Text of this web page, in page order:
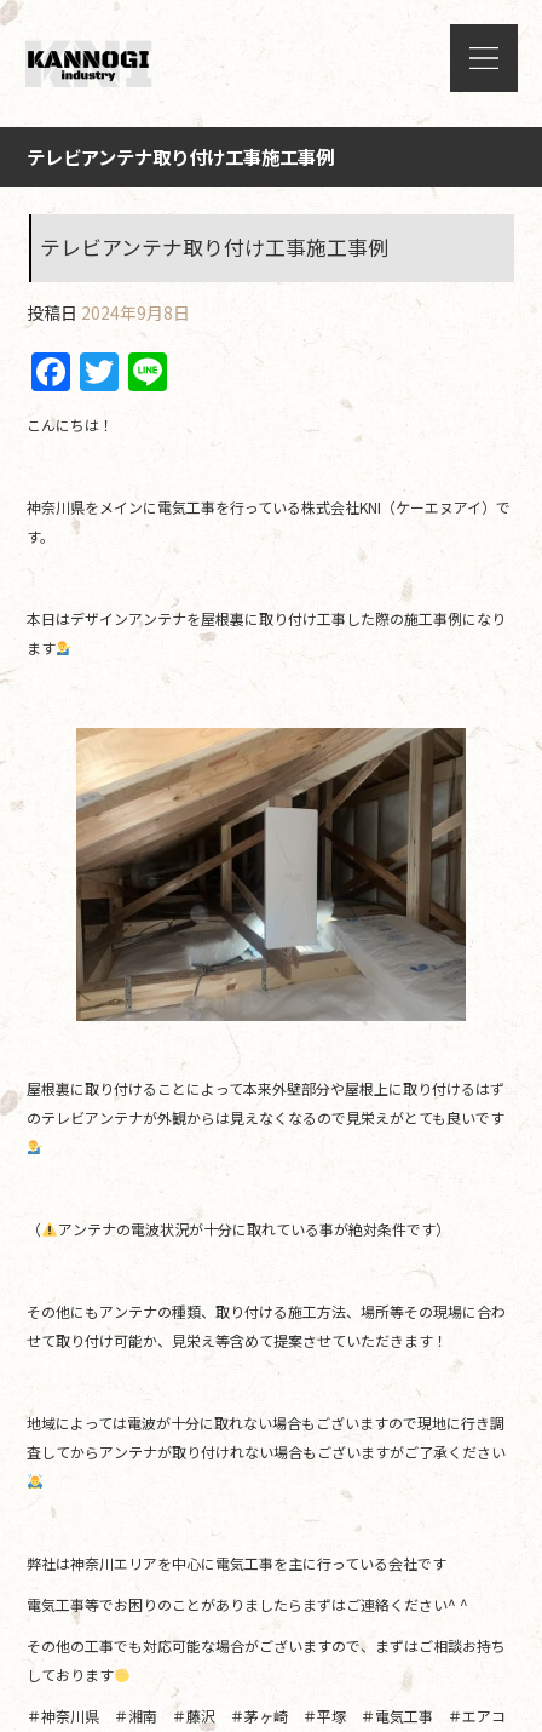
テレビアンテナ取り付け工事施工事例
テレビアンテナ取り付け工事施工事例
投稿日 2024年9月8日
F
a
c
e
b
o
k
T
w
er
e
こんにちは！
神奈川県をメインに電気工事を行っている株式会社KNI（ケーエヌアイ）で
す。
本日はデザインアンテナを屋根裏に取り付け工事した際の施工事例になり
ます
屋根裏に取り付けることによって本来外壁部分や屋根上に取り付けるはず
のテレビアンテナが外観からは見えなくなるので見栄えがとても良いです
（ アンテナの電波状況が十分に取れている事が絶対条件です）
その他にもアンテナの種類、取り付ける施工方法、場所等その現場に合わ
せて取り付け可能か、見栄え等含めて提案させていただきます！
地域によっては電波が十分に取れない場合もございますので現地に行き調
査してからアンテナが取り付けれない場合もございますがご了承ください
弊社は神奈川エリアを中心に電気工事を主に行っている会社です
電気工事等でお困りのことがありましたらまずはご連絡ください^ ^
その他の工事でも対応可能な場合がございますので、まずはご相談お持ち
しております
＃神奈川県 ＃湘南 ＃藤沢 ＃茅ヶ崎 ＃平塚 ＃電気工事 ＃エアコ